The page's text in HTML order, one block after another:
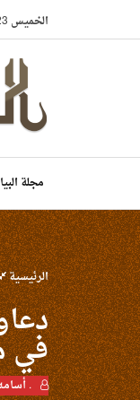
الخميس 23 صفر 1448 هـ
مجلة
الرئيسية
في
.